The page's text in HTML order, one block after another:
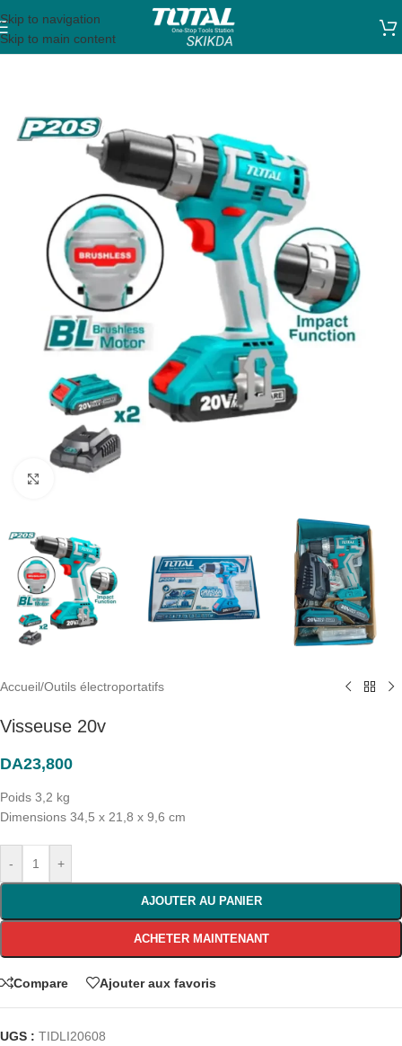
Skip to navigation
Skip to main content
Accueil/Outils électroportatifs
Visseuse 20v
DA23,800
Poids 3,2 kg
Dimensions 34,5 x 21,8 x 9,6 cm
- +
AJOUTER AU PANIER
ACHETER MAINTENANT
Compare Ajouter aux favoris
UGS : TIDLI20608